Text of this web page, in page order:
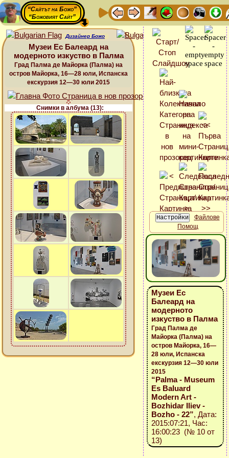
“Сайтът на Божо”
“Божовият Сайт”
Дизайнер Божо
Музеи Ес Балеард на
модерното изкуство в Палма
Град Палма де Майорка (Палма) на
остров Майорка, 16—28 юли, Испанска
екскурзия 12—30 юли 2015
Снимки в албума (13):
Файлове
Помощ
Музеи Ес
Балеард на
модерното
изкуство в Палма
Град Палма де
Майорка (Палма) на
остров Майорка, 16—
28 юли, Испанска
екскурзия 12—30 юли
2015
“Palma - Museum
Es Baluard
Modern Art -
Bozhidar Iliev -
Bozho - 22”, Дата:
2015:07:21, Час:
16:00:23 (№ 10 от
13)